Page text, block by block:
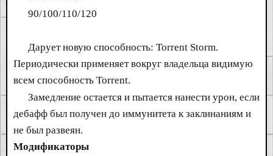
90/100/110/120
Дарует новую способность: Torrent Storm.
Периодически применяет вокруг владельца видимую
всем способность Torrent.
Замедление остается и пытается нанести урон, если
дебафф был получен до иммунитета к заклинаниям и
не был развеян.
Модификаторы